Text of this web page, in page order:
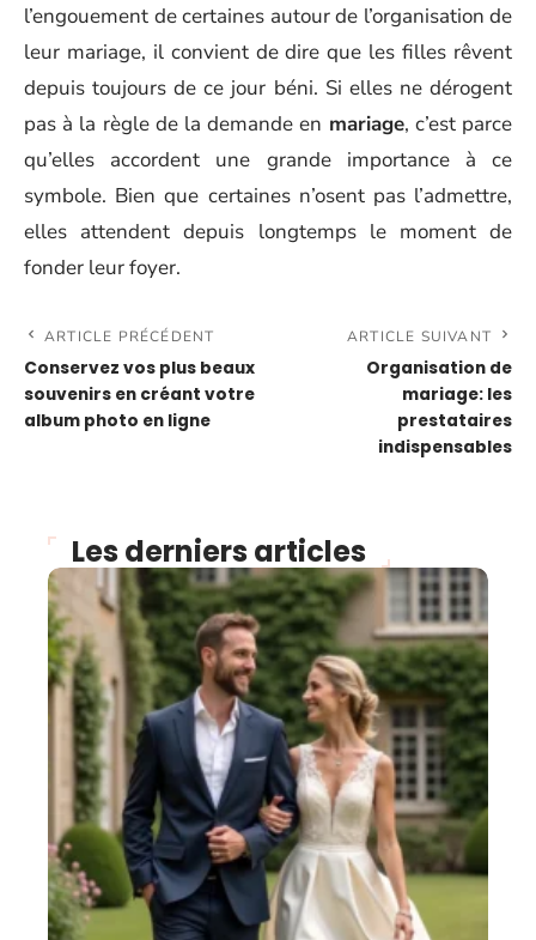
l’engouement de certaines autour de l’organisation de
leur mariage, il convient de dire que les filles rêvent
depuis toujours de ce jour béni. Si elles ne dérogent
pas à la règle de la demande en mariage, c’est parce
qu’elles accordent une grande importance à ce
symbole. Bien que certaines n’osent pas l’admettre,
elles attendent depuis longtemps le moment de
fonder leur foyer.
ARTICLE PRÉCÉDENT
Conservez vos plus beaux
souvenirs en créant votre
album photo en ligne
ARTICLE SUIVANT
Organisation de
mariage: les
prestataires
indispensables
Les derniers articles